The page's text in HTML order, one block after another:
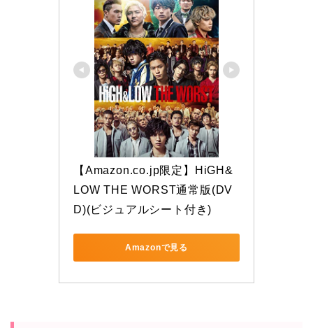
【Amazon.co.jp限定】HiGH&
LOW THE WORST通常版(DV
D)(ビジュアルシート付き)
Amazonで見る